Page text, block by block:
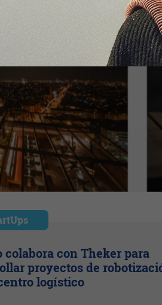
colabora con Theker para
proyectos de
logístico